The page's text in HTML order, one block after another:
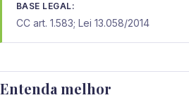
BASE LEGAL:
CC art. 1.583; Lei 13.058/2014
Entenda melhor